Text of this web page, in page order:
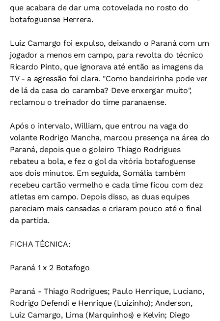
que acabara de dar uma cotovelada no rosto do
botafoguense Herrera.
Luiz Camargo foi expulso, deixando o Paraná com um
jogador a menos em campo, para revolta do técnico
Ricardo Pinto, que ignorava até então as imagens da
TV - a agressão foi clara. "Como bandeirinha pode ver
de lá da casa do caramba? Deve enxergar muito",
reclamou o treinador do time paranaense.
Após o intervalo, William, que entrou na vaga do
volante Rodrigo Mancha, marcou presença na área do
Paraná, depois que o goleiro Thiago Rodrigues
rebateu a bola, e fez o gol da vitória botafoguense
aos dois minutos. Em seguida, Somália também
recebeu cartão vermelho e cada time ficou com dez
atletas em campo. Depois disso, as duas equipes
pareciam mais cansadas e criaram pouco até o final
da partida.
FICHA TÉCNICA:
Paraná 1 x 2 Botafogo
Paraná - Thiago Rodrigues; Paulo Henrique, Luciano,
Rodrigo Defendi e Henrique (Luizinho); Anderson,
Luiz Camargo, Lima (Marquinhos) e Kelvin; Diego